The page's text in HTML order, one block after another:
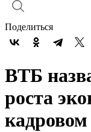
Поделиться
ВТБ
роста
кадровом